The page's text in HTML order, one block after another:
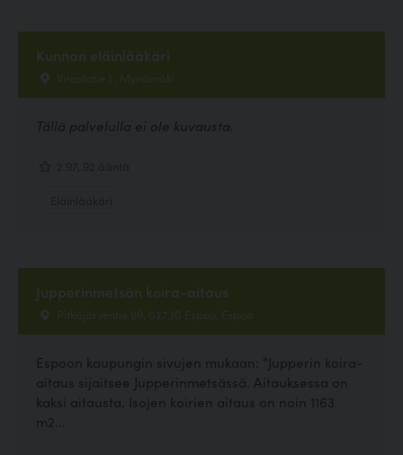
Kunnan eläinlääkäri
Virastotie 1 , Mynämäki
Tällä palvelulla ei ole kuvausta.
Jupperinmetsän koira-aitaus
Pitkäjärventie 99, 02730 Espoo, Espoo
Espoon kaupungin sivujen mukaan: "Jupperin koira-
aitaus sijaitsee Jupperinmetsässä. Aitauksessa on
kaksi aitausta. Isojen koirien aitaus on noin 1163
m2...